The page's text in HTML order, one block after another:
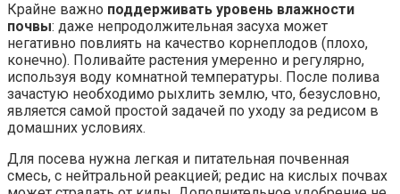
Крайне важно поддерживать уровень влажности
почвы: даже непродолжительная засуха может
негативно повлиять на качество корнеплодов (плохо,
конечно). Поливайте растения умеренно и регулярно,
используя воду комнатной температуры. После полива
зачастую необходимо рыхлить землю, что, безусловно,
является самой простой задачей по уходу за редисом в
домашних условиях.
Для посева нужна легкая и питательная почвенная
смесь, с нейтральной реакцией; редис на кислых почвах